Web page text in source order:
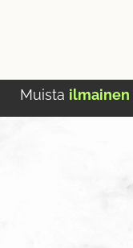
Muista ilmainen